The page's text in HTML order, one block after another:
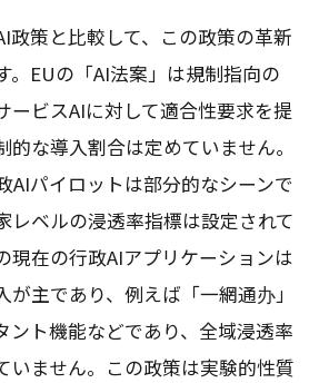
政策と比較して、この政策の革新
。EUの「AI法案」は規制指向の
ービスAIに対して適合性要求を提
な導入割合は定めていません。
AIパイロットは部分的なシーンで
レベルの浸透率指標は設定されて
現在の行政AIアプリケーションは
が主であり、例えば「一網通办」
ント機能などであり、全域浸透率
いません。この政策は実験的性質